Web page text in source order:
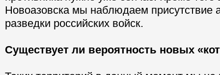
Новоазовска мы наблюдаем присутствие
разведки российских войск.
Существует ли вероятность новых